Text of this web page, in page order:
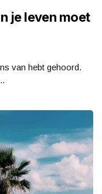
je leven moet
van hebt gehoord.